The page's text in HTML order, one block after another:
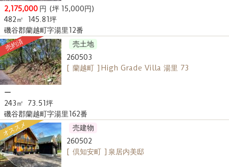
2,175,000 円 (坪 15,000円)
482㎡
145.81坪
磯谷郡蘭越町字湯里12番
売約済
売土地
260503
[ 蘭越町 ] High Grade Villa 湯里 73
ー
243㎡
73.51坪
磯谷郡蘭越町字湯里162番
オススメ
売建物
260502
[ 倶知安町 ] 泉居内美邸